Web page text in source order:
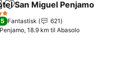
Legg til i favoritter
San Miguel Penjamo
Fantastisk
621
Penjamo, 18.9 km til Abasolo